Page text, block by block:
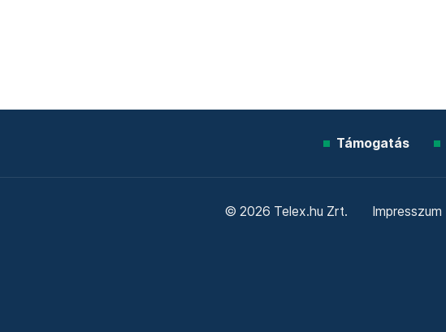
Támogatás
© 2026 Telex.hu Zrt. Impresszum